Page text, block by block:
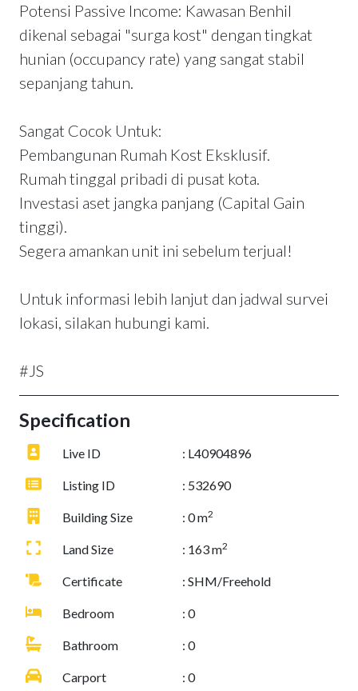
Potensi Passive Income: Kawasan Benhil
dikenal sebagai "surga kost" dengan tingkat
hunian (occupancy rate) yang sangat stabil
sepanjang tahun.
Sangat Cocok Untuk:
Pembangunan Rumah Kost Eksklusif.
Rumah tinggal pribadi di pusat kota.
Investasi aset jangka panjang (Capital Gain
tinggi).
Segera amankan unit ini sebelum terjual!
Untuk informasi lebih lanjut dan jadwal survei
lokasi, silakan hubungi kami.
#JS
Specification
Live ID : L40904896
Listing ID : 532690
Building Size : 0 m2
Land Size : 163 m2
Certificate : SHM/Freehold
Bedroom : 0
Bathroom : 0
Carport : 0